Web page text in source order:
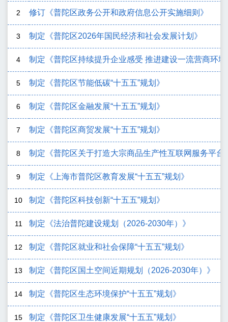
2 修订《普陀区政务公开和政府信息公开实施细则》
3 制定《普陀区2026年国民经济和社会发展计划》
4 制定《普陀区持续提升企业感受 推进建设一流营商环
5 制定《普陀区节能低碳“十五五”规划》
6 制定《普陀区金融发展“十五五”规划》
7 制定《普陀区商贸发展“十五五”规划》
8 制定《普陀区关于打造大宗商品生产性互联网服务平台
9 制定《上海市普陀区教育发展“十五五”规划》
10 制定《普陀区科技创新“十五五”规划》
11 制定《法治普陀建设规划（2026-2030年）》
12 制定《普陀区就业和社会保障“十五五”规划》
13 制定《普陀区国土空间近期规划（2026-2030年）》
14 制定《普陀区生态环境保护“十五五”规划》
15 制定《普陀区卫生健康发展“十五五”规划》